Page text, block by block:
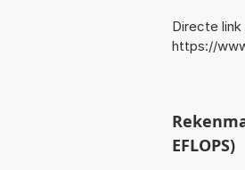
Directe link
https://
EFLOPS)